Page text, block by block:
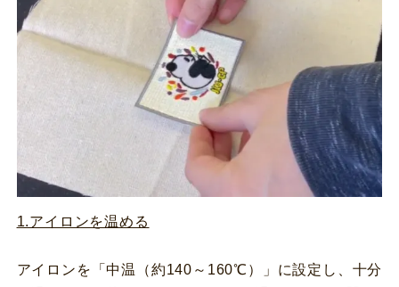
1.アイロンを温める
アイロンを「中温（約140～160℃）」に設定し、十分